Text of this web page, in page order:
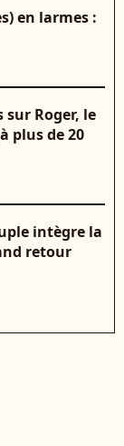
en larmes :
sur Roger, le
plus de 20
intègre la
retour